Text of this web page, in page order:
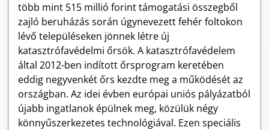
több mint 515 millió forint támogatási összegből
zajló beruházás során úgynevezett fehér foltokon
lévő településeken jönnek létre új
katasztrófavédelmi őrsök. A katasztrófavédelem
által 2012-ben indított őrsprogram keretében
eddig negyvenkét őrs kezdte meg a működését az
országban. Az idei évben európai uniós pályázatból
újabb ingatlanok épülnek meg, közülük négy
könnyűszerkezetes technológiával. Ezen speciális